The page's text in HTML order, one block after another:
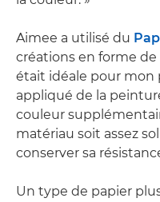
Aimee a utilisé du
créations en forme de
était idéale pour mon
appliqué de la
couleur
matériau soit assez
conserver sa
Un type de papier